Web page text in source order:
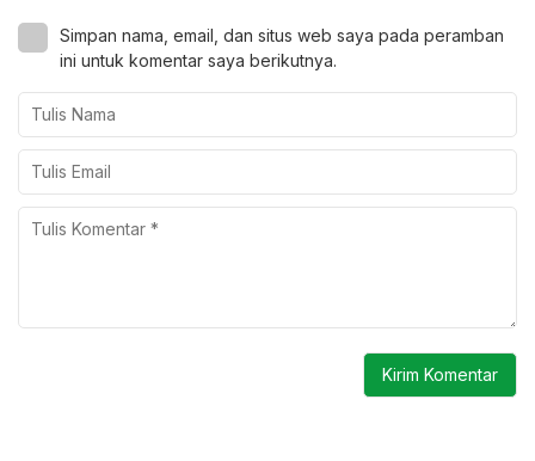
Simpan nama, email, dan situs web saya pada peramban
ini untuk komentar saya berikutnya.